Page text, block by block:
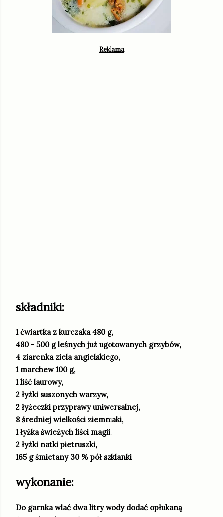
składniki:
1 ćwiartka z kurczaka 480 g,
480 - 500 g leśnych już ugotowanych grzybów,
4 ziarenka ziela angielskiego,
1 marchew 100 g,
1 liść laurowy,
2 łyżki suszonych warzyw,
2 łyżeczki przyprawy uniwersalnej,
8 średniej wielkości ziemniaki,
1 łyżka świeżych liści magii,
2 łyżki natki pietruszki,
165 g śmietany 30 % pół szklanki
wykonanie:
Do garnka wlać dwa litry wody dodać opłukaną